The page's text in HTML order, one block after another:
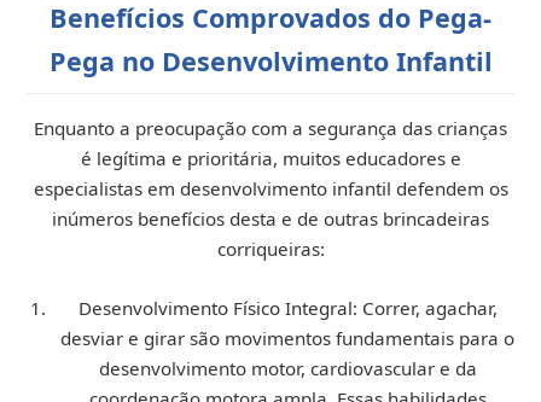
Benefícios Comprovados do Pega-
Pega no Desenvolvimento Infantil
Enquanto a preocupação com a segurança das crianças
é legítima e prioritária, muitos educadores e
especialistas em desenvolvimento infantil defendem os
inúmeros benefícios desta e de outras brincadeiras
corriqueiras:
Desenvolvimento Físico Integral: Correr, agachar,
desviar e girar são movimentos fundamentais para o
desenvolvimento motor, cardiovascular e da